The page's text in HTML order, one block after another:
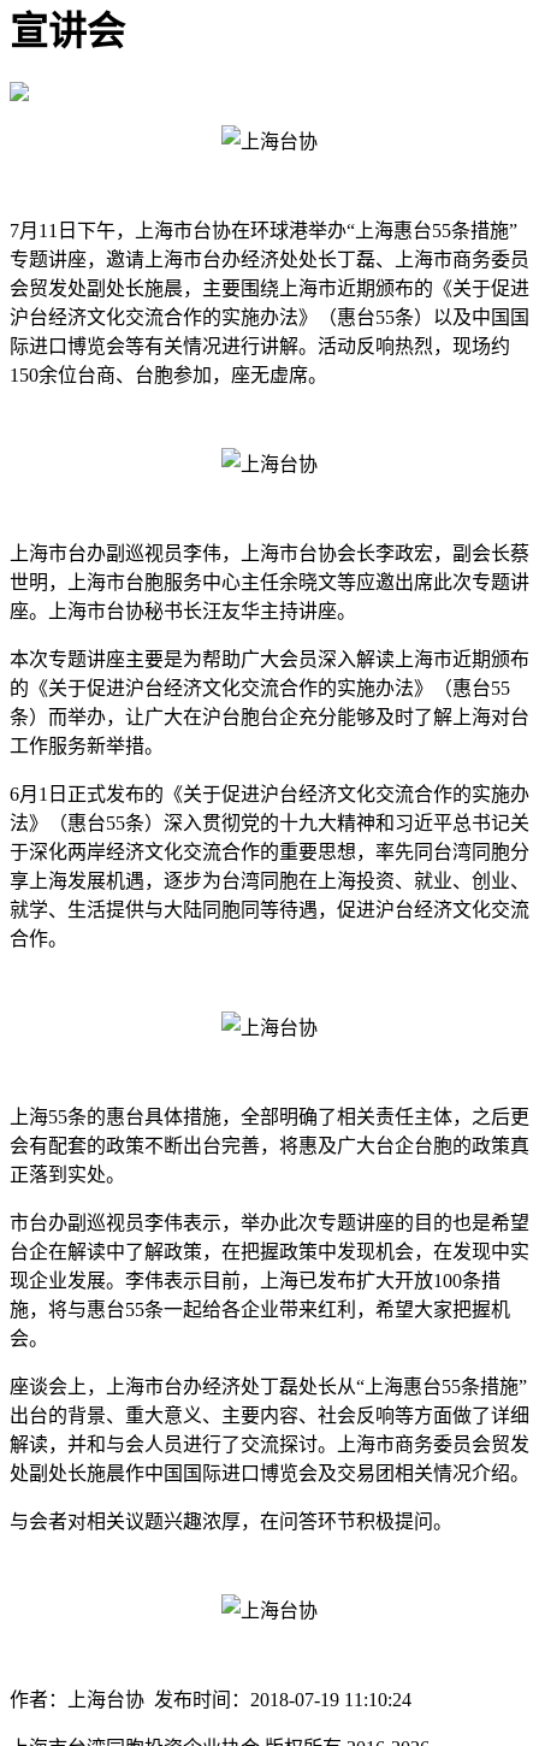
宣讲会
7月11日下午，上海市台协在环球港举办“上海惠台55条措施”
专题讲座，邀请上海市台办经济处处长丁磊、上海市商务委员
会贸发处副处长施晨，主要围绕上海市近期颁布的《关于促进
沪台经济文化交流合作的实施办法》（惠台55条）以及中国国
际进口博览会等有关情况进行讲解。活动反响热烈，现场约
150余位台商、台胞参加，座无虚席。
上海市台办副巡视员李伟，上海市台协会长李政宏，副会长蔡
世明，上海市台胞服务中心主任余晓文等应邀出席此次专题讲
座。上海市台协秘书长汪友华主持讲座。
本次专题讲座主要是为帮助广大会员深入解读上海市近期颁布
的《关于促进沪台经济文化交流合作的实施办法》（惠台55
条）而举办，让广大在沪台胞台企充分能够及时了解上海对台
工作服务新举措。
6月1日正式发布的《关于促进沪台经济文化交流合作的实施办
法》（惠台55条）深入贯彻党的十九大精神和习近平总书记关
于深化两岸经济文化交流合作的重要思想，率先同台湾同胞分
享上海发展机遇，逐步为台湾同胞在上海投资、就业、创业、
就学、生活提供与大陆同胞同等待遇，促进沪台经济文化交流
合作。
上海55条的惠台具体措施，全部明确了相关责任主体，之后更
会有配套的政策不断出台完善，将惠及广大台企台胞的政策真
正落到实处。
市台办副巡视员李伟表示，举办此次专题讲座的目的也是希望
台企在解读中了解政策，在把握政策中发现机会，在发现中实
现企业发展。李伟表示目前，上海已发布扩大开放100条措
施，将与惠台55条一起给各企业带来红利，希望大家把握机
会。
座谈会上，上海市台办经济处丁磊处长从“上海惠台55条措施”
出台的背景、重大意义、主要内容、社会反响等方面做了详细
解读，并和与会人员进行了交流探讨。上海市商务委员会贸发
处副处长施晨作中国国际进口博览会及交易团相关情况介绍。
与会者对相关议题兴趣浓厚，在问答环节积极提问。
作者：上海台协 发布时间：2018-07-19 11:10:24